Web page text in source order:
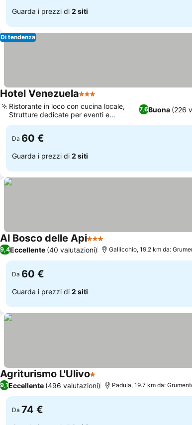
Guarda i prezzi di 2 siti
Di tendenza
Hotel Venezuela3 Stelle
7,6Buona (226
Ristorante in loco con cucina locale,
Strutture dedicate per eventi e
banchetti
Da 60 €
Guarda i prezzi di 2 siti
Al Bosco delle Api3 Stelle
9,4Eccellente (40 valutazioni) Gallicchio, 19.2 km da:
Da 60 €
Guarda i prezzi di 2 siti
Agriturismo L'Ulivo1 Stelle
9,1Eccellente (496 valutazioni) Padula, 19.7 km da:
Da 74 €